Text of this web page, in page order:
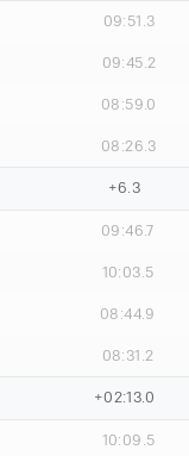
09:51.3
09:45.2
08:59.0
08:26.3
+6.3
09:46.7
10:03.5
08:44.9
08:31.2
+02:13.0
10:09.5